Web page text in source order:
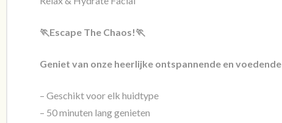
🏃Escape The Chaos!🏃
Geniet van onze heerlijke ontspannende en
– Geschikt voor elk huidtype
– 50 minuten lang genieten